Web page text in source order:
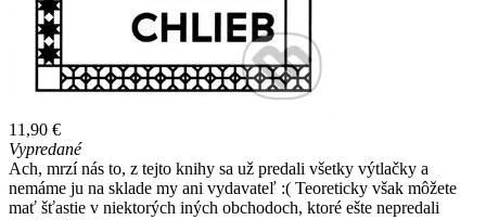
11,90 €
Vypredané
Ach, mrzí nás to, z tejto knihy sa už predali všetky výtlačky a
nemáme ju na sklade my ani vydavateľ :( Teoreticky však môžete
mať šťastie v niektorých iných obchodoch, ktoré ešte nepredali